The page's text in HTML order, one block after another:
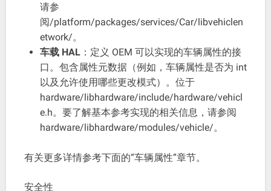
请参
阅/platform/packages/services/Car/libvehiclen
etwork/。
车载 HAL：定义 OEM 可以实现的车辆属性的接
口。包含属性元数据（例如，车辆属性是否为 int
以及允许使用哪些更改模式）。位于
hardware/libhardware/include/hardware/vehicl
e.h。要了解基本参考实现的相关信息，请参阅
hardware/libhardware/modules/vehicle/。
有关更多详情参考下面的“车辆属性”章节。
安全性